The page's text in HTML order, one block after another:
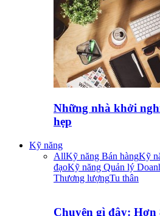
Những nhà khởi
hẹp
Kỹ năng
AllKỹ năng Bán hàngKỹ
đạoKỹ năng Quản lý
Thương lượngTu thân
Chuyện gì đây: